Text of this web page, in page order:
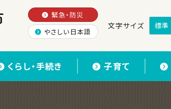
緊急・防災
やさしい日本語
文字サイズ 標準
くらし・手続き 子育て